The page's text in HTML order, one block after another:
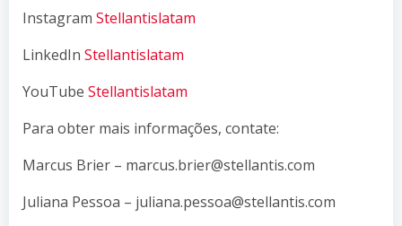
Instagram Stellantislatam
LinkedIn Stellantislatam
YouTube Stellantislatam
Para obter mais informações, contate:
Marcus Brier – marcus.brier@stellantis.com
Juliana Pessoa – juliana.pessoa@stellantis.com